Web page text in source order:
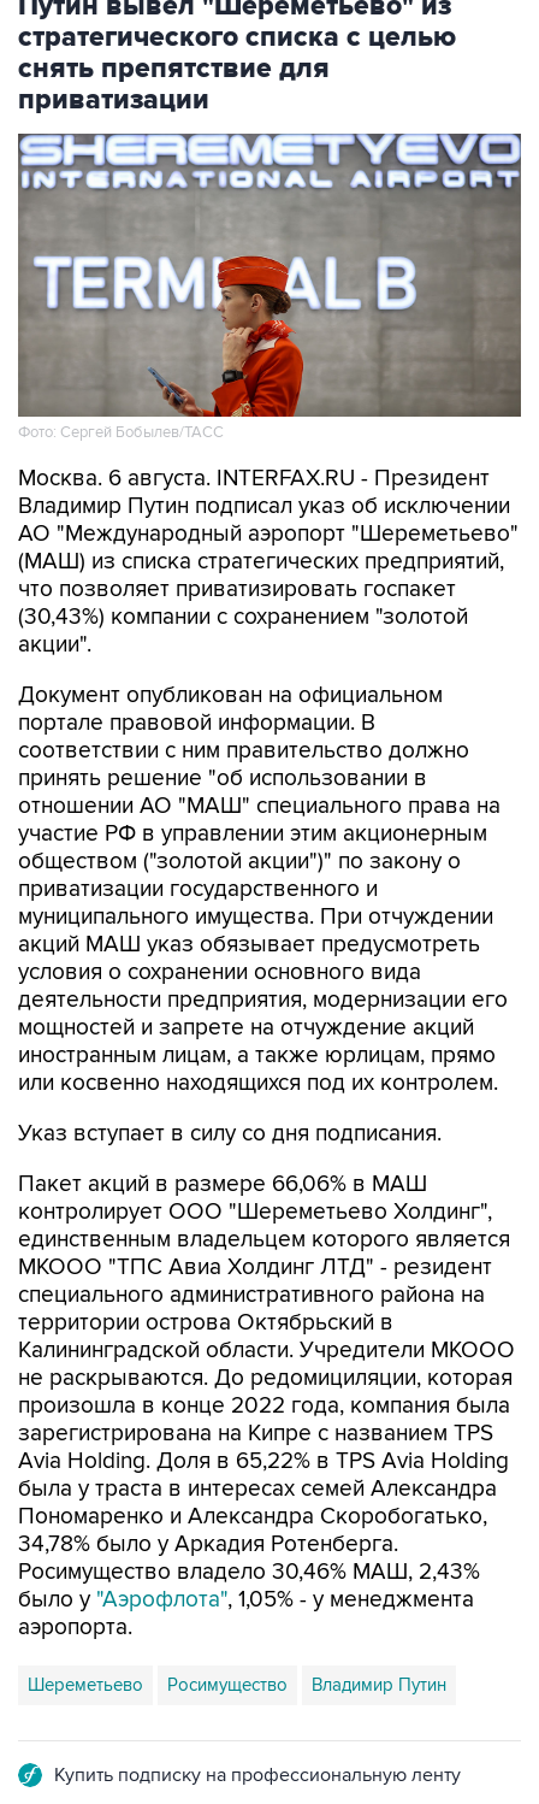
стратегического списка с целью
снять препятствие для
приватизации
Фото: Сергей Бобылев/ТАСС
Москва. 6 августа. INTERFAX.RU - Президент
Владимир Путин подписал указ об исключении
АО "Международный аэропорт "Шереметьево"
(МАШ) из списка стратегических предприятий,
что позволяет приватизировать госпакет
(30,43%) компании с сохранением "золотой
акции".
Документ опубликован на официальном
портале правовой информации. В
соответствии с ним правительство должно
принять решение "об использовании в
отношении АО "МАШ" специального права на
участие РФ в управлении этим акционерным
обществом ("золотой акции")" по закону о
приватизации государственного и
муниципального имущества. При отчуждении
акций МАШ указ обязывает предусмотреть
условия о сохранении основного вида
деятельности предприятия, модернизации его
мощностей и запрете на отчуждение акций
иностранным лицам, а также юрлицам, прямо
или косвенно находящихся под их контролем.
Указ вступает в силу со дня подписания.
Пакет акций в размере 66,06% в МАШ
контролирует ООО "Шереметьево Холдинг",
единственным владельцем которого является
МКООО "ТПС Авиа Холдинг ЛТД" - резидент
специального административного района на
территории острова Октябрьский в
Калининградской области. Учредители МКООО
не раскрываются. До редомициляции, которая
произошла в конце 2022 года, компания была
зарегистрирована на Кипре с названием TPS
Avia Holding. Доля в 65,22% в TPS Avia Holding
была у траста в интересах семей Александра
Пономаренко и Александра Скоробогатько,
34,78% было у Аркадия Ротенберга.
Росимущество владело 30,46% МАШ, 2,43%
было у "Аэрофлота", 1,05% - у менеджмента
аэропорта.
Шереметьево Росимущество Владимир Путин
Купить подписку на профессиональную ленту